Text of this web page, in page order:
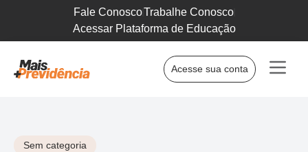
Fale ConoscoTrabalhe Conosco
Acessar Plataforma de Educação
Acesse sua conta
Sem categoria